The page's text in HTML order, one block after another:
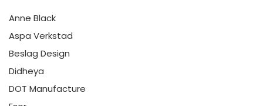
Anne Black
Aspa Verkstad
Beslag Design
Didheya
DOT Manufacture